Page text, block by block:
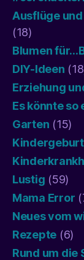
Ausflüge
(18)
Blumen
DIY-Ideen
Erziehung
Es könnte so
Garten (15)
Lustig (59)
Mama Error
Neues vom
Rezepte (6)
Rund um die